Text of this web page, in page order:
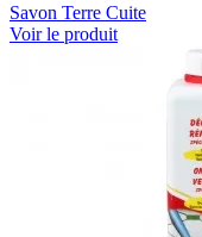
Savon Terre Cuite
Voir le produit